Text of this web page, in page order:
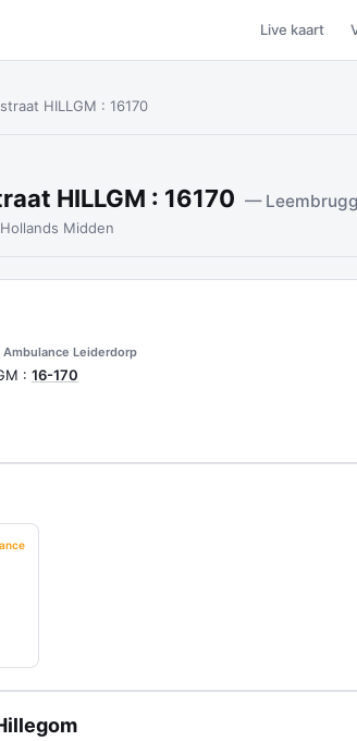
Live kaart
HILLGM : 16170
HILLGM : 16170 —
Hollands Midden
Ambulance Leiderdorp
: 16-170